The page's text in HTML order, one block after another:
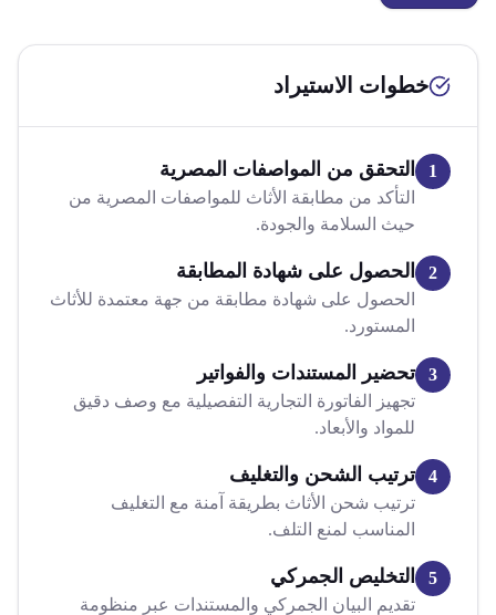
خطوات الاستيراد
1 التحقق من المواصفات المصرية
التأكد من مطابقة الأثاث للمواصفات المصرية من
حيث السلامة والجودة.
2 الحصول على شهادة المطابقة
الحصول على شهادة مطابقة من جهة معتمدة للأثاث
المستورد.
3 تحضير المستندات والفواتير
تجهيز الفاتورة التجارية التفصيلية مع وصف دقيق
للمواد والأبعاد.
4 ترتيب الشحن والتغليف
ترتيب شحن الأثاث بطريقة آمنة مع التغليف
المناسب لمنع التلف.
5 التخليص الجمركي
تقديم البيان الجمركي والمستندات عبر منظومة